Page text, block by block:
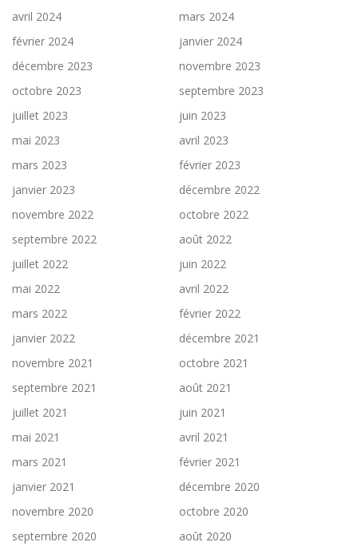
avril 2024
mars 2024
février 2024
janvier 2024
décembre 2023
novembre 2023
octobre 2023
septembre 2023
juillet 2023
juin 2023
mai 2023
avril 2023
mars 2023
février 2023
janvier 2023
décembre 2022
novembre 2022
octobre 2022
septembre 2022
août 2022
juillet 2022
juin 2022
mai 2022
avril 2022
mars 2022
février 2022
janvier 2022
décembre 2021
novembre 2021
octobre 2021
septembre 2021
août 2021
juillet 2021
juin 2021
mai 2021
avril 2021
mars 2021
février 2021
janvier 2021
décembre 2020
novembre 2020
octobre 2020
septembre 2020
août 2020